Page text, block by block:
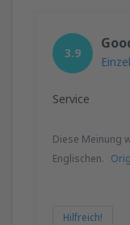
3.9
Service
Diese Meinung
Englischen.
Hilfreich!